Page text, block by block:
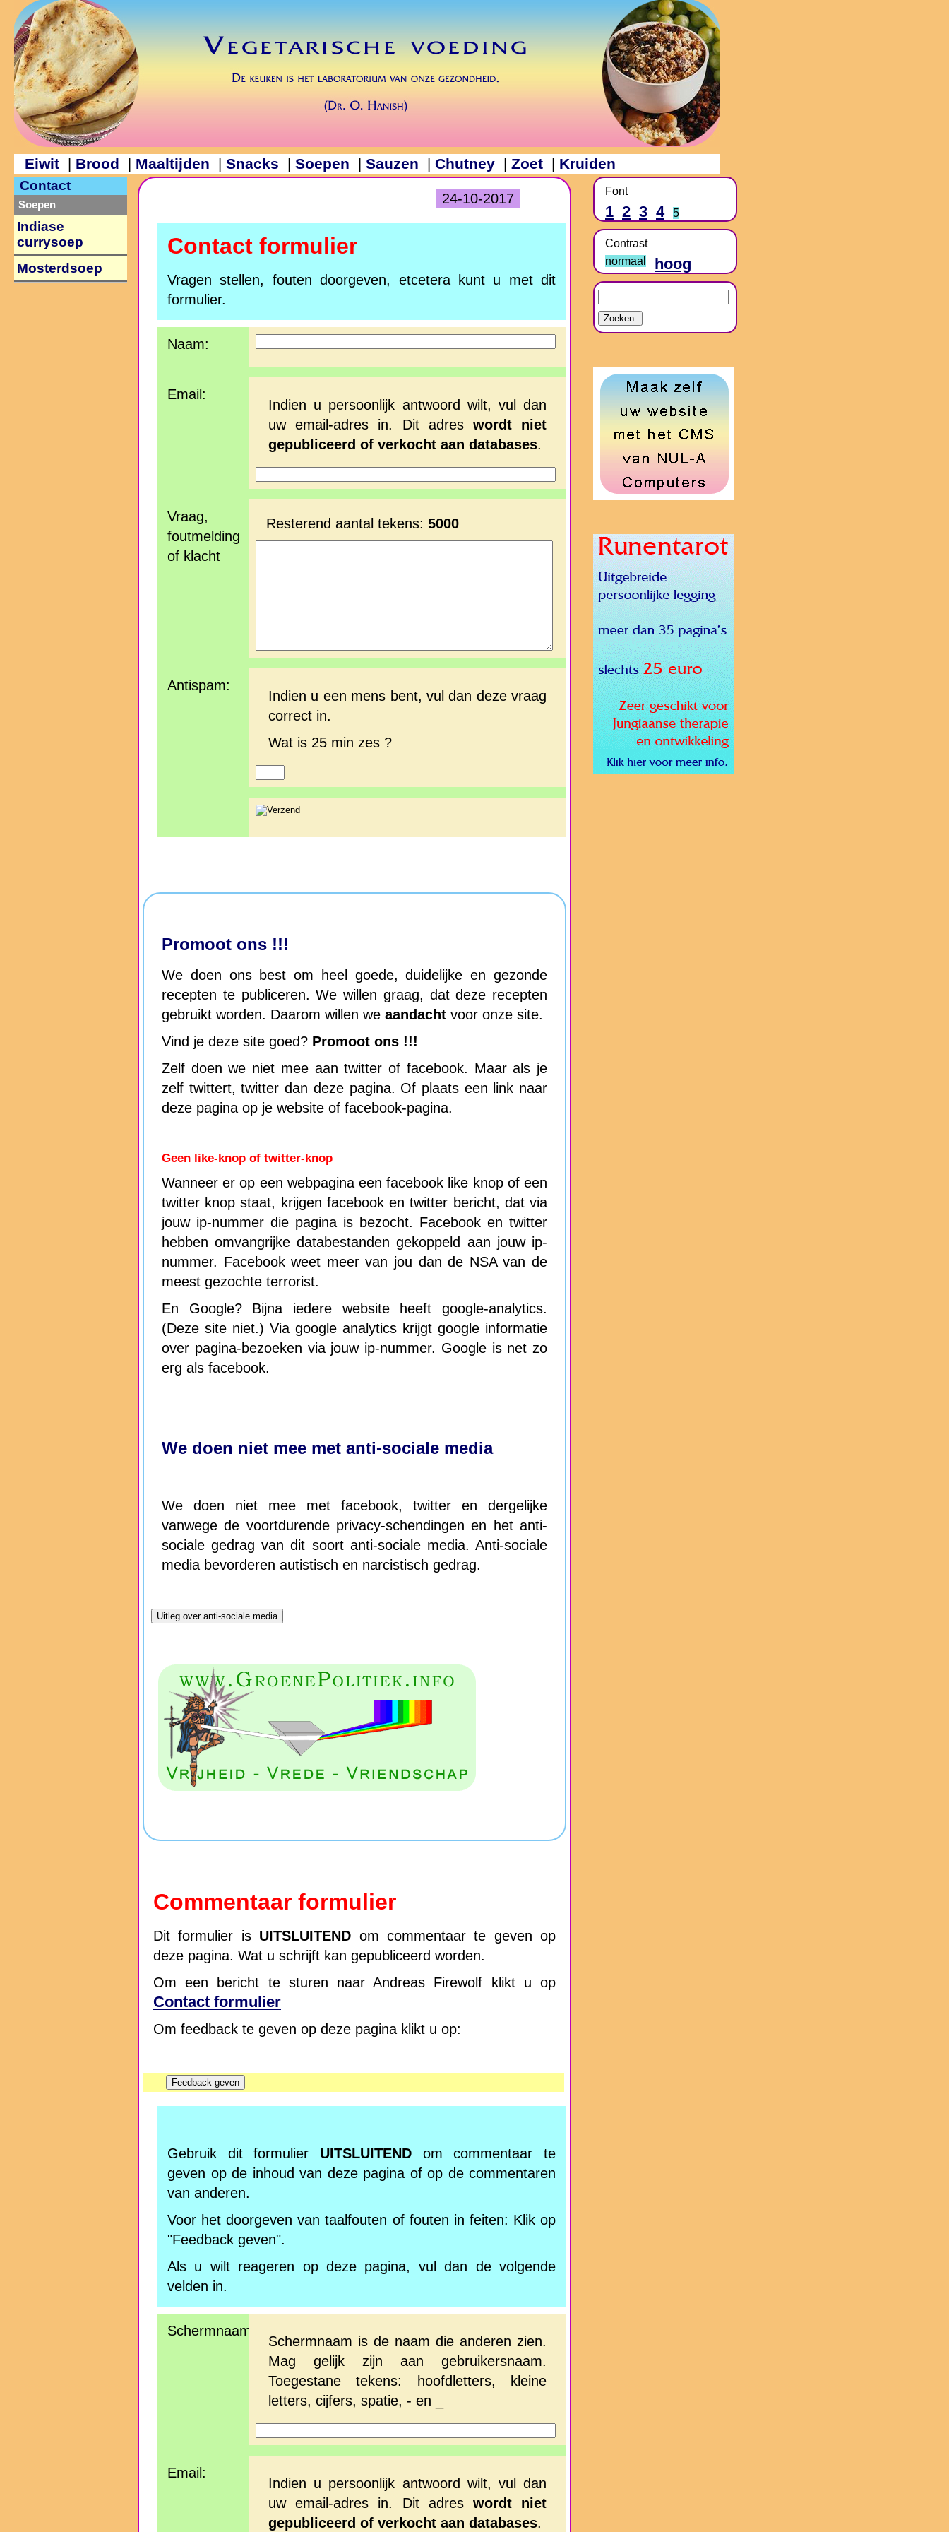
Eiwit Brood Maaltijden Snacks Soepen Sauzen Chutney Zoet Kruiden
24-10-2017
Contact formulier
Vragen stellen, fouten doorgeven, etcetera kunt u met dit
formulier.
Naam:
Email:
Indien u persoonlijk antwoord wilt, vul dan
uw email-adres in. Dit adres wordt niet
gepubliceerd of verkocht aan databases.
Vraag,
foutmelding
of klacht
Resterend aantal tekens: 5000
Antispam:
Indien u een mens bent, vul dan deze vraag
correct in.
Wat is 25 min zes ?
Promoot ons !!!
We doen ons best om heel goede, duidelijke en gezonde
recepten te publiceren. We willen graag, dat deze recepten
gebruikt worden. Daarom willen we aandacht voor onze site.
Vind je deze site goed? Promoot ons !!!
Zelf doen we niet mee aan twitter of facebook. Maar als je
zelf twittert, twitter dan deze pagina. Of plaats een link naar
deze pagina op je website of facebook-pagina.
Geen like-knop of twitter-knop
Wanneer er op een webpagina een facebook like knop of een
twitter knop staat, krijgen facebook en twitter bericht, dat via
jouw ip-nummer die pagina is bezocht. Facebook en twitter
hebben omvangrijke databestanden gekoppeld aan jouw ip-
nummer. Facebook weet meer van jou dan de NSA van de
meest gezochte terrorist.
En Google? Bijna iedere website heeft google-analytics.
(Deze site niet.) Via google analytics krijgt google informatie
over pagina-bezoeken via jouw ip-nummer. Google is net zo
erg als facebook.
We doen niet mee met anti-sociale media
We doen niet mee met facebook, twitter en dergelijke
vanwege de voortdurende privacy-schendingen en het anti-
sociale gedrag van dit soort anti-sociale media. Anti-sociale
media bevorderen autistisch en narcistisch gedrag.
Commentaar formulier
Dit formulier is UITSLUITEND om commentaar te geven op
deze pagina. Wat u schrijft kan gepubliceerd worden.
Om een bericht te sturen naar Andreas Firewolf klikt u op
Contact formulier
Om feedback te geven op deze pagina klikt u op:
Gebruik dit formulier UITSLUITEND om commentaar te
geven op de inhoud van deze pagina of op de commentaren
van anderen.
Voor het doorgeven van taalfouten of fouten in feiten: Klik op
"Feedback geven".
Als u wilt reageren op deze pagina, vul dan de volgende
velden in.
Schermnaam:
Schermnaam is de naam die anderen zien.
Mag gelijk zijn aan gebruikersnaam.
Toegestane tekens: hoofdletters, kleine
letters, cijfers, spatie, - en _
Email:
Indien u persoonlijk antwoord wilt, vul dan
uw email-adres in. Dit adres wordt niet
gepubliceerd of verkocht aan databases.
Contact
Soepen
Indiase
currysoep
Mosterdsoep
Font
1 2 3 4 5
Contrast
normaal
hoog